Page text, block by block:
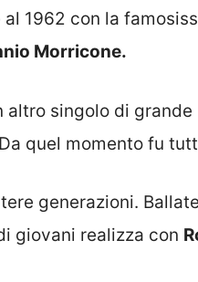
al 1962 con la
Morricone.
altro singolo di grande
Da quel momento fu
generazioni.
giovani realizza con